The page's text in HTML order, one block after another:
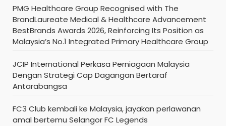
PMG Healthcare Group Recognised with The
BrandLaureate Medical & Healthcare Advancement
BestBrands Awards 2026, Reinforcing Its Position as
Malaysia’s No.1 Integrated Primary Healthcare Group
JCIP International Perkasa Perniagaan Malaysia
Dengan Strategi Cap Dagangan Bertaraf
Antarabangsa
FC3 Club kembali ke Malaysia, jayakan perlawanan
amal bertemu Selangor FC Legends